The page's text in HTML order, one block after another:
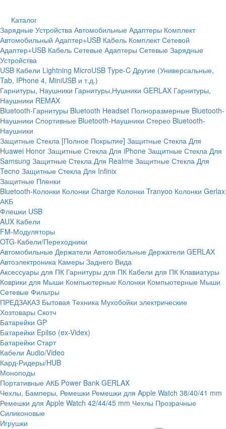
Каталог
Зарядные Устройства Автомобильные Адаптеры Комплект
Автомобильный Адаптер+USB Кабель Комплект Сетевой
Адаптер+USB Кабель Сетевые Адаптеры Сетевые Зарядные
Устройства
USB Кабели Lightning MicroUSB Type-C Другие (Универсальные,
Tab, IPhone 4, MiniUSB и т.д.)
Гарнитуры, Наушники Гарнитуры,Нушники GERLAX Гарнитуры,
Наушники REMAX
Bluetooth-Гарнитуры Bluetooth Headset Полноразмерные Bluetooth-
Наушники Спортивные Bluetooth-Наушники Стерео Bluetooth-
Наушники
Защитные Стекла [Полное Покрытие] Защитные Стекла Для
Huawei Honor Защитные Стекла Для iPhone Защитные Стекла Для
Samsung Защитные Стекла Для Realme Защитные Стекла Для
Tecno Защитные Стекла Для Infinix
Защитные Пленки
Bluetooth-Колонки Колонки Charge Колонки Tranyoo Колонки Gerlax
АКБ
Флешки USB
AUX Кабели
FM-Модуляторы
OTG-Кабели/Переходники
Автомобильные Держатели Автомобильные Держатели GERLAX
Автоэлектроника Камеры Заднего Вида
Аксессуары для ПК Гарнитуры для ПК Кабели для ПК Клавиатуры
Коврики для Мыши Компьютерные Колонки Компьютерные Мыши
Сетевые Фильтры
ПРЕДЗАКАЗ Бытовая Техника Мухобойки электрические
Хозтовары Скотч
Батарейки GP
Батарейки Epilso (ex-Videx)
Батарейки Старт
Кабели Audio/Video
Кард-Ридеры/HUB
Моноподы
Портативные АКБ Power Bank GERLAX
Чехлы, Бамперы, Ремешки Ремешки для Apple Watch 38/40/41 mm
Ремешки для Apple Watch 42/44/45 mm Чехлы Прозрачные
Силиконовые
Игрушки